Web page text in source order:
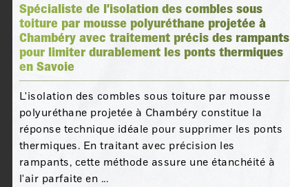
Spécialiste de l’isolation des combles sous
toiture par mousse polyuréthane projetée à
Chambéry avec traitement précis des rampants
pour limiter durablement les ponts thermiques
en Savoie
L'isolation des combles sous toiture par mousse
polyuréthane projetée à Chambéry constitue la
réponse technique idéale pour supprimer les ponts
thermiques. En traitant avec précision les
rampants, cette méthode assure une étanchéité à
l'air parfaite en ...